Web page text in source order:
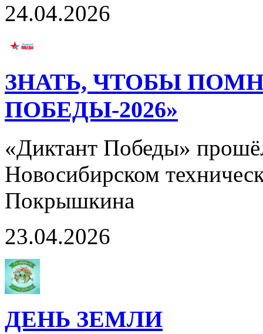
24.04.2026
ЗНАТЬ, ЧТОБЫ
ПОБЕДЫ-2026»
«Диктант Победы»
Новосибирском
Покрышкина
23.04.2026
ДЕНЬ ЗЕМЛИ